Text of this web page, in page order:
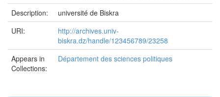
Description:
université de Biskra
URI:
http://archives.univ-
biskra.dz/handle/123456789/23258
Appears in
Collections:
Département des sciences politiques